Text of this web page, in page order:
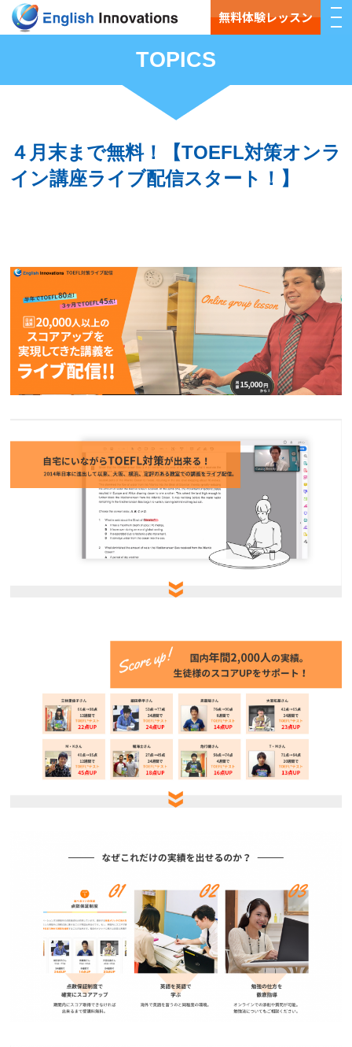
無料体験レッスン
TOPICS
４月末まで無料！【TOEFL対策オンラ
イン講座ライブ配信スタート！】